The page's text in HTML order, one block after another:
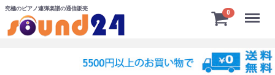
究極のピアノ連弾楽譜の通信販売
0 Menu